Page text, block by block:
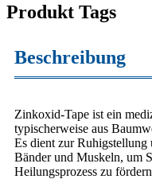
Produkt Tags
Beschreibung
Zinkoxid-Tape ist ein
typischerweise aus
Es dient zur Ruhigstellung
Bänder und Muskeln, um
Heilungsprozess zu